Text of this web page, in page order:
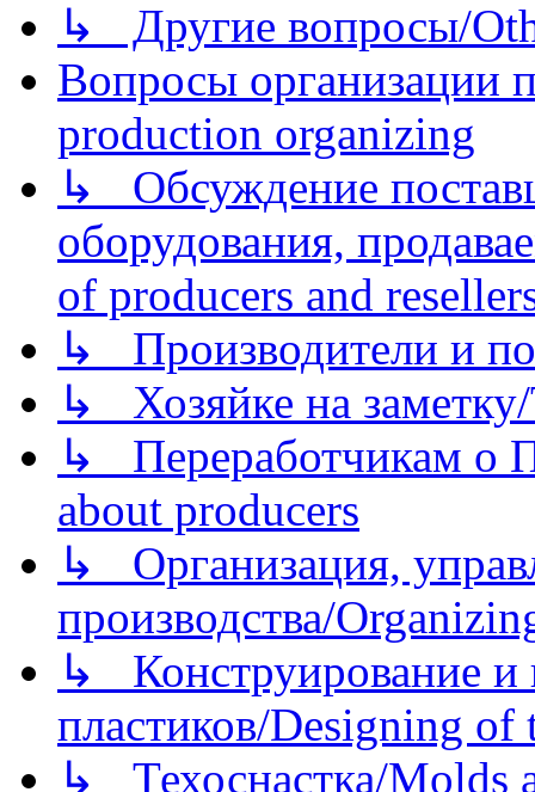
↳ Другие вопросы/
Вопросы организации
production organizing
↳ Обсуждение
оборудования,
of producers and
↳ Производители и
↳ Хозяйке на
↳ Переработчикам о
about producers
↳ Организация,
производства/
↳ Конструирование и
пластиков/Designing of
↳ Техоснастка/Molds